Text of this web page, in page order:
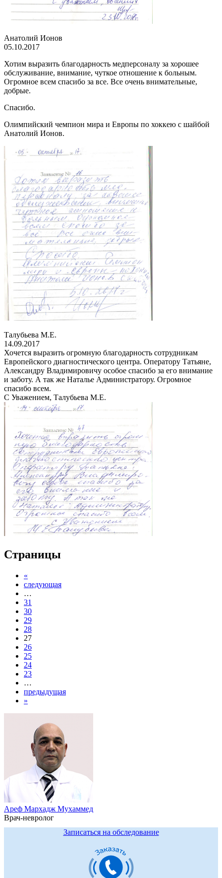
Анатолий Ионов
05.10.2017
Хотим выразить благодарность медперсоналу за хорошее
обслуживание, внимание, чуткое отношение к больным.
Огромное всем спасибо за все. Все очень внимательные,
добрые.
Спасибо.
Олимпийский чемпион мира и Европы по хоккею с шайбой
Анатолий Ионов.
Талубьева М.Е.
14.09.2017
Хочется выразить огромную благодарность сотрудникам
Европейского диагностического центра. Оператору Татьяне,
Александру Владимировичу особое спасибо за его внимание
и заботу. А так же Наталье Администратору. Огромное
спасибо всем.
С Уважением, Талубьева М.Е.
Страницы
«
следующая
…
31
30
29
28
27
26
25
24
23
…
предыдущая
»
Ареф Мархадж Мухаммед
Врач-невролог
Записаться на обследование